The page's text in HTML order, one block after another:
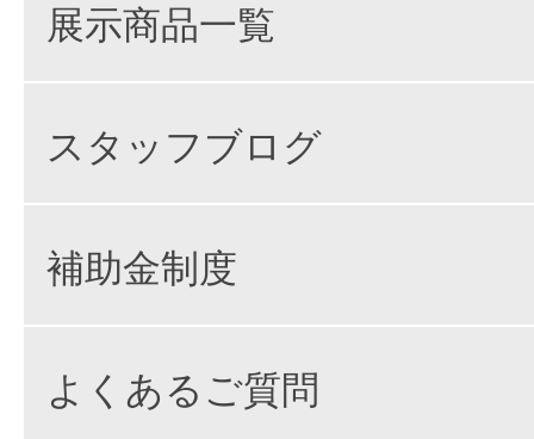
展示商品一覧
スタッフブログ
補助金制度
よくあるご質問